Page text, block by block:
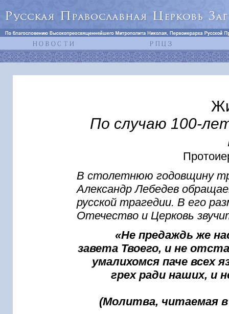
По случаю 100-
В столетнюю годовщину
Александр Лебедев
русской трагедии. В его
Отечество и Церковь
«Не предаждь же
завета Твоего, и не
умалихомся паче всех
грех ради наших, и
(Молитва, читаемая в